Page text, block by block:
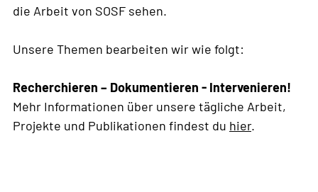
die Arbeit von SOSF sehen.
Unsere Themen bearbeiten wir wie folgt:
Recherchieren – Dokumentieren - Intervenieren!
Mehr Informationen über unsere tägliche Arbeit,
Projekte und Publikationen findest du hier.